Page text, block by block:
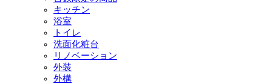
キッチン
浴室
トイレ
洗面化粧台
リノベーション
外装
外構